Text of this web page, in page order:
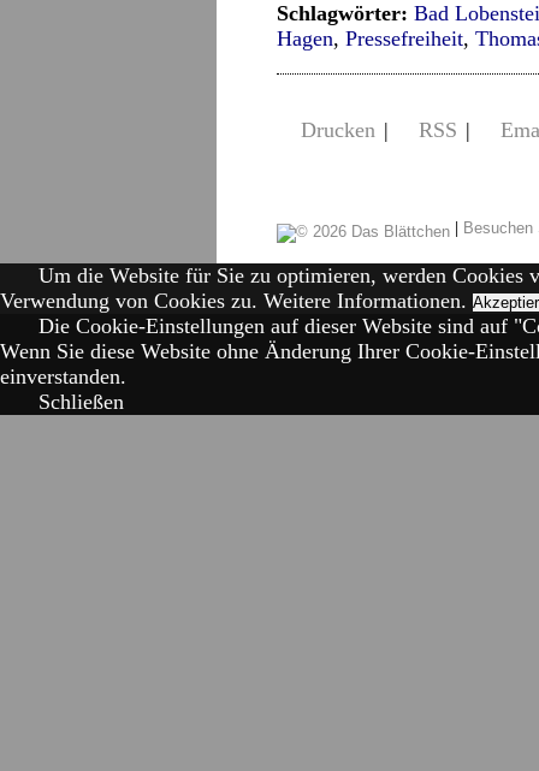
Schlagwörter: Bad
Hagen, Pressefreiheit,
Drucken | RSS |
|
Um die Website für Sie zu optimieren, werden Cookies
Verwendung von Cookies zu. Weitere Informationen.
Die Cookie-Einstellungen auf dieser Website sind auf
Wenn Sie diese Website ohne Änderung Ihrer Cookie-
einverstanden.
Schließen